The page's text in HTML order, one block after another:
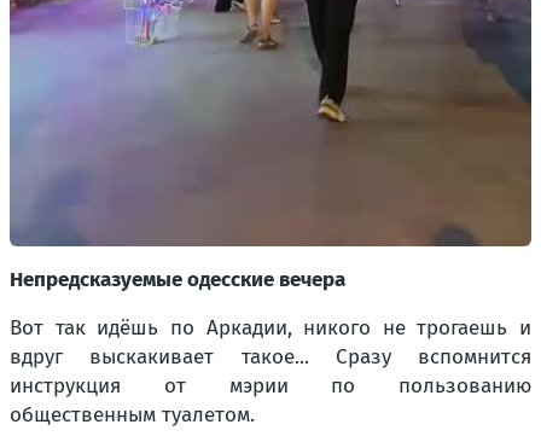
Непредсказуемые одесские вечера
Вот так идёшь по Аркадии, никого не трогаешь и
вдруг выскакивает такое... Сразу вспомнится
инструкция от мэрии по пользованию
общественным туалетом.